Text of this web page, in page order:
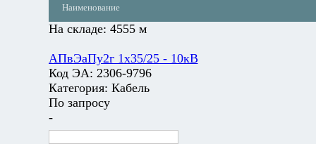
Наименование
На складе: 4555 м
АПвЭаПу2г 1х35/25 - 10кВ
Код ЭА: 2306-9796
Категория: Кабель
По запросу
-